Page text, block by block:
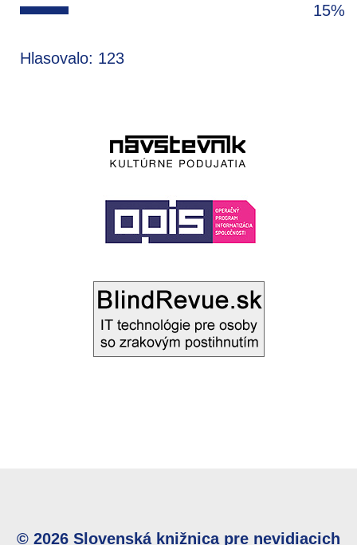
15%
Hlasovalo: 123
© 2026 Slovenská knižnica pre nevidiacich